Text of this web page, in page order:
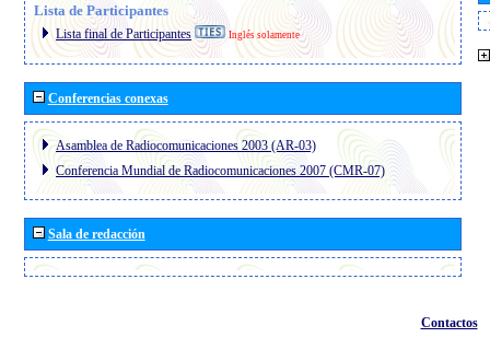
Lista de Participantes
Lista final de Participantes Inglés solamente
Conferencias conexas
Asamblea de Radiocomunicaciones 2003 (AR-03)
Conferencia Mundial de Radiocomunicaciones 2007 (CMR-07)
Sala de redacción
Contactos